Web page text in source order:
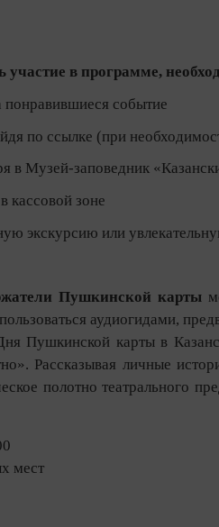
участие в программе,
событие
по ссылке (при
в Музей-заповедник
кассовой зоне
экскурсию или
Пушкинской карты
аудиогидами,
Пушкинской карты в
Рассказывая личные
полотно театрального
мест